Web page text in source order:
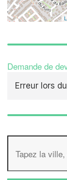
Demande de
Erreur lors